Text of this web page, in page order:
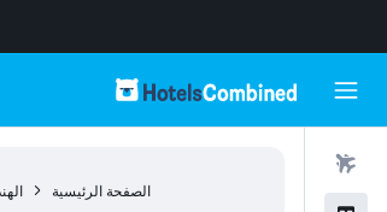
الصفحة الرئيسية